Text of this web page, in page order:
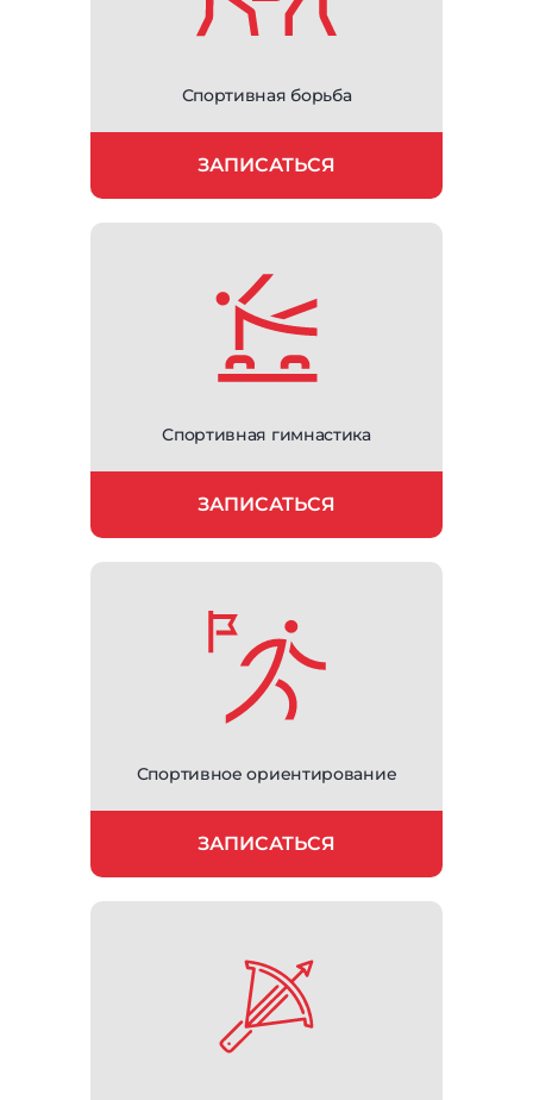
Спортивная борьба
ЗАПИСАТЬСЯ
Спортивная гимнастика
ЗАПИСАТЬСЯ
Спортивное ориентирование
ЗАПИСАТЬСЯ